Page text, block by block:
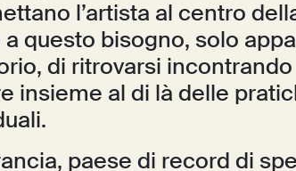
l’artista al centro
questo bisogno, solo
di ritrovarsi
insieme al di là delle
paese di record di